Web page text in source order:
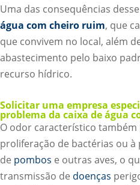
Uma das consequências
água com cheiro ruim, que
que convivem no local, além
abastecimento pelo baixo
recurso hídrico.
Solicitar uma empresa
problema da caixa de água
O odor característico também
proliferação de bactérias ou
de pombos e outras aves, o
transmissão de doenças